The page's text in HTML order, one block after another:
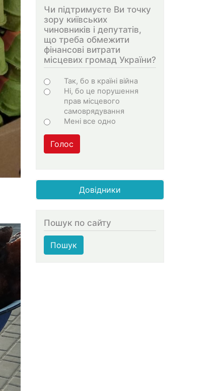
Чи підтримуєте Ви точку
зору київських
чиновників і депутатів,
що треба обмежити
фінансові витрати
місцевих громад України?
Choices
Так, бо в країні війна
Ні, бо це порушення
прав місцевого
самоврядування
Мені все одно
Голос
Довідники
Пошук по сайту
Пошук